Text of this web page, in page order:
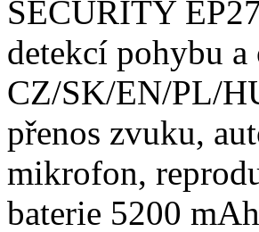
SECURITY
detekcí pohybu
CZ/SK/EN/PL/
přenos zvuku,
mikrofon,
baterie 5200